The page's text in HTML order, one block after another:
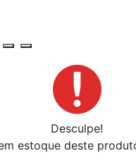
Desculpe!
estoque deste